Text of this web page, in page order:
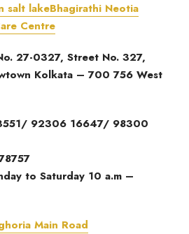
salt lakeBhagirathi Neotia
Centre
27-0327, Street No. 327,
Kolkata – 700 756 West
92306 16647/ 98300
to Saturday 10 a.m –
Main Road